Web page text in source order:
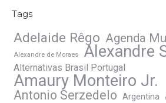
Tags
Adelaide Rêgo Agenda
Alexandre de Moraes Alexandre
Alternativas Brasil Portugal
Amaury Monteiro Jr.
Antonio Serzedelo Argentina